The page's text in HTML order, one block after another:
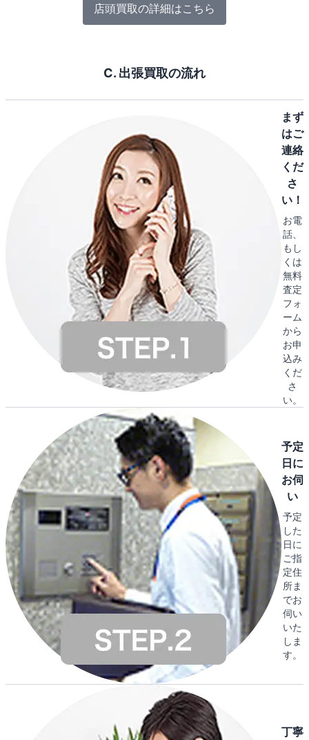
店頭買取の詳細はこちら
C. 出張買取の流れ
まず
はご
連絡
くだ
さ
い！
お電
話、
もし
くは
無料
査定
フォ
ーム
から
お申
込み
くだ
さ
い。
予定
日に
お伺
い
予定
した
日に
ご指
定住
所ま
でお
伺い
いた
しま
す。
丁寧